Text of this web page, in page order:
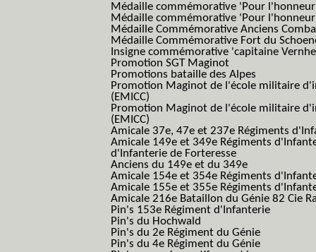
Médaille commémorative 'Pour
Médaille commémorative 'Pour
Médaille Commémorative Anciens
Médaille Commémorative Fort du
Insigne commémorative 'capitaine
Promotion SGT Maginot
Promotions bataille des Alpes
Promotion Maginot de l'école militaire
(EMICC)
Promotion Maginot de l'école militaire
(EMICC)
Amicale 37e, 47e et 237e Régiments
Amicale 149e et 349e Régiments
d'Infanterie de Forteresse
Anciens du 149e et du 349e
Amicale 154e et 354e Régiments
Amicale 155e et 355e Régiments
Amicale 216e Bataillon du Génie 82 Cie
Pin's 153e Régiment d'Infanterie
Pin's du Hochwald
Pin's du 2e Régiment du Génie
Pin's du 4e Régiment du Génie